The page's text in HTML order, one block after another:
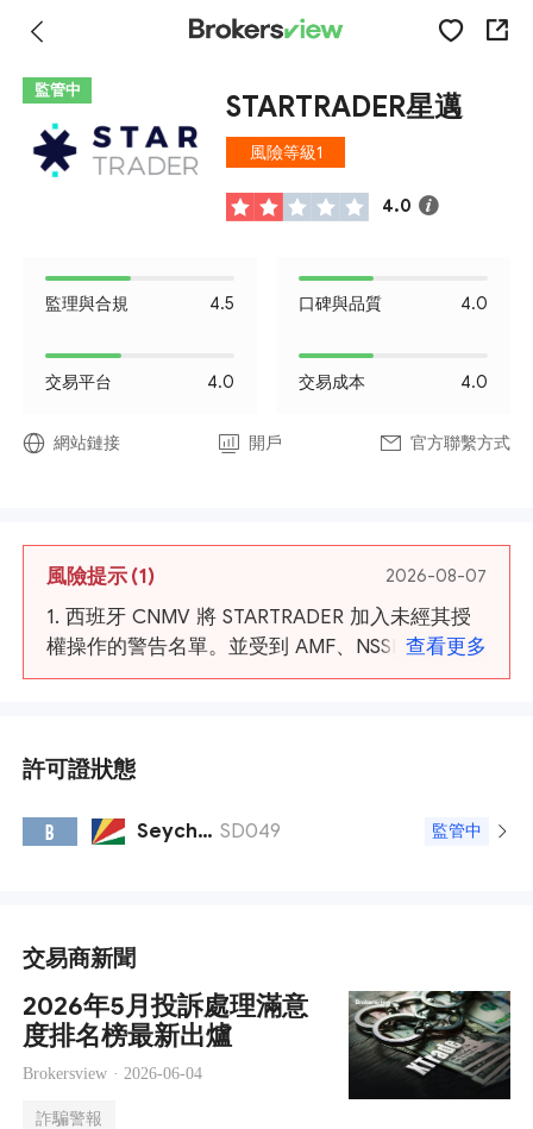
監管中 STARTRADER星邁
風險等級1
4.0
監理與合規 4.5 口碑與品質 4.0
交易平台 4.0 交易成本 4.0
網站鏈接 開戶 官方聯繫方式
風險提示(1) 2026-08-07
1. 西班牙 CNMV 將 STARTRADER 加入未經其授
權操作的警告名單。並受到 AMF、NSSMC、馬來
西亞 SC、日本FSA 的警告
查看更多
許可證狀態
B Seychelles FSA SD049 監管中
交易商新聞
2026年5月投訴處理滿意
度排名榜最新出爐
Brokersview · 2026-06-04
詐騙警報